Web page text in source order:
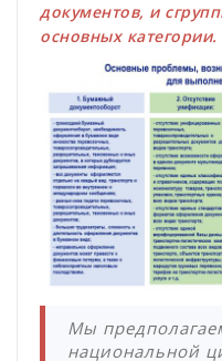
документов, и
основных категории.
Мы
национальной